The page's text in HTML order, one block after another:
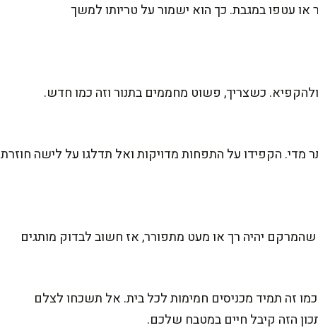
או עטפו במגבת. כך הוא ישמור על טריותו למשך
כשצריך, פשוט מחממים בתנור וזה כמו חדש.
הקפידו על התפחות מדויקות ואל תדלגו על לישה חוזרת
יהיה רך או מעט מתפורר, אז חשוב לבדוק מותגים
כמו זה תמיד מכניסים חמימות לכל בית. אל תשכחו לצלם
הזה קיבל חיים במטבח שלכם.